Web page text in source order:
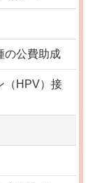
の公費助成
（HPV）接